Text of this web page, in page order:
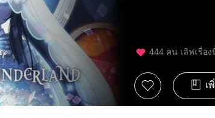
444 คน เลิฟเรื่อง
เ